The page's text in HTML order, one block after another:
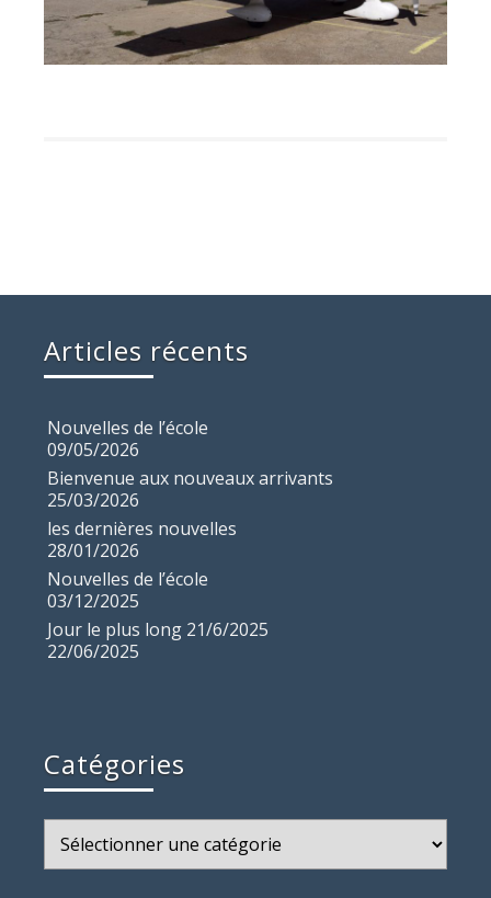
Articles récents
Nouvelles de l’école
09/05/2026
Bienvenue aux nouveaux arrivants
25/03/2026
les dernières nouvelles
28/01/2026
Nouvelles de l’école
03/12/2025
Jour le plus long 21/6/2025
22/06/2025
Catégories